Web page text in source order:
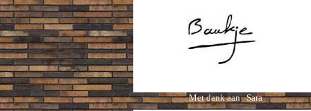
Met dank aan Sara